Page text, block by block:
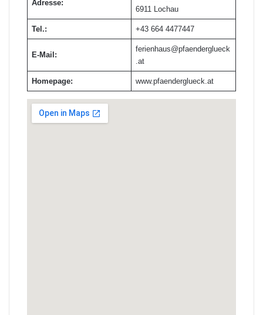
Adresse:
6911 Lochau
Tel.: +43 664 4477447
E-Mail:
ferienhaus@pfaenderglueck
.at
Homepage: www.pfaenderglueck.at